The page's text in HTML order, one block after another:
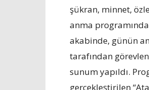
şükran, minnet,
anma
akabinde, günün
tarafından
sunum yapıldı.
gerçekleştirilen